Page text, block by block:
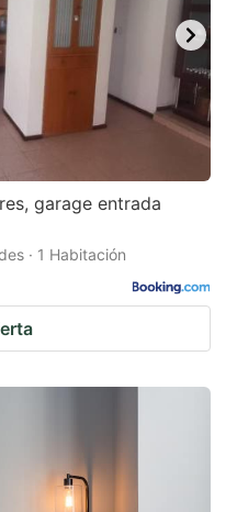
garage entrada
· 1 Habitación